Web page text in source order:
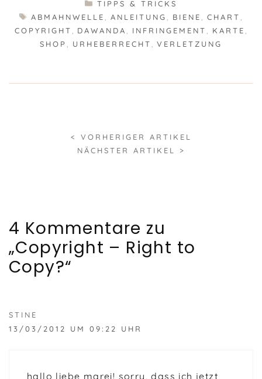
TIPPS & TRICKS
SCHLAGWÖRTER
ABMAHNWELLE ,ANLEITUNG BIENE CHART
COPYRIGHT
DAWANDA INFRINGEMENT KARTE
SHOP
URHEBERRECHT ,VERLETZUNG
< VORHERIGER ARTIKEL
NÄCHSTER ARTIKEL >
4 Kommentare zu
„Copyright – Right to
Copy?“
STINE
13/03/2012 UM 09:22 UHR
hallo liebe marei! sorry, dass ich jetzt